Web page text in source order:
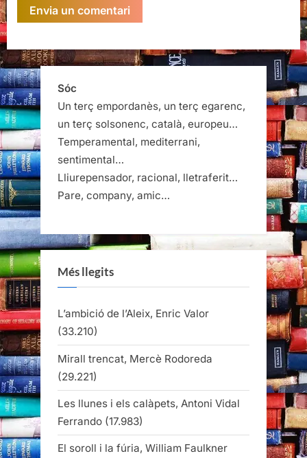
Sóc
Un terç empordanès, un terç egarenc,
un terç solsonenc, català, europeu…
Temperamental, mediterrani,
sentimental…
Lliurepensador, racional, lletraferit…
Pare, company, amic…
Més llegits
L’ambició de l’Aleix, Enric Valor
(33.210)
Mirall trencat, Mercè Rodoreda
(29.221)
Les llunes i els calàpets, Antoni Vidal
Ferrando (17.983)
El soroll i la fúria, William Faulkner